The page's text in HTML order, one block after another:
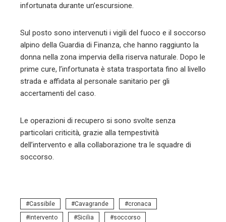
infortunata durante un’escursione.
Sul posto sono intervenuti i vigili del fuoco e il soccorso
alpino della Guardia di Finanza, che hanno raggiunto la
donna nella zona impervia della riserva naturale. Dopo le
prime cure, l’infortunata è stata trasportata fino al livello
strada e affidata al personale sanitario per gli
accertamenti del caso.
Le operazioni di recupero si sono svolte senza
particolari criticità, grazie alla tempestività
dell’intervento e alla collaborazione tra le squadre di
soccorso.
Cassibile Cavagrande
cronaca
intervento
Sicilia soccorso